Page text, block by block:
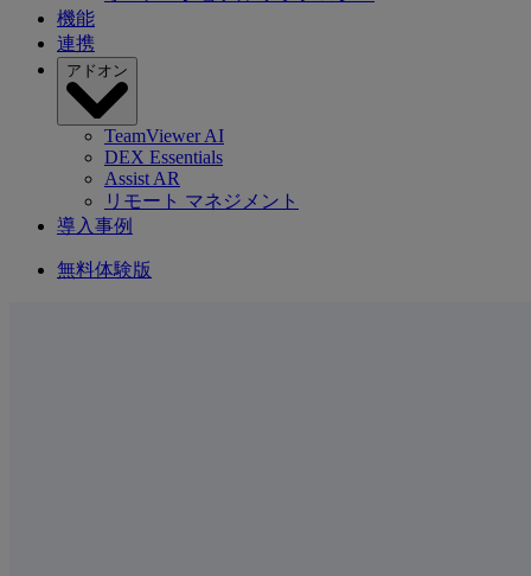
機能
連携
アドオン
TeamViewer AI
DEX Essentials
Assist AR
リモート マネジメント
導入事例
無料体験版